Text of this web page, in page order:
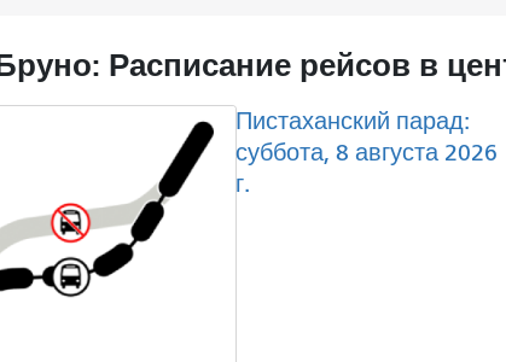
Расписание рейсов в
Пистаханский парад:
суббота, 8 августа 2026
г.